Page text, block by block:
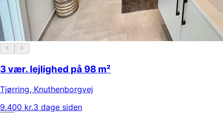
3 vær. lejlighed på 98 m²
Tjørring, Knuthenborgvej
9.400 kr.3 dage siden